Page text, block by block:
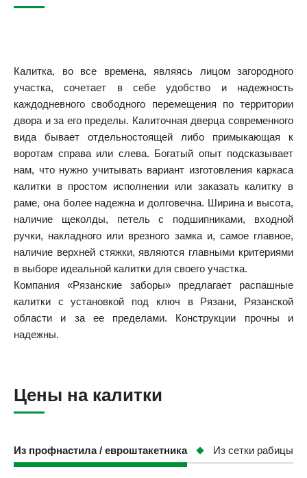
Калитка, во все времена, являясь лицом загородного
участка, сочетает в себе удобство и надежность
каждодневного свободного перемещения по территории
двора и за его пределы. Калиточная дверца современного
вида бывает отдельностоящей либо примыкающая к
воротам справа или слева. Богатый опыт подсказывает
нам, что нужно учитывать вариант изготовления каркаса
калитки в простом исполнении или заказать калитку в
раме, она более надежна и долговечна. Ширина и высота,
наличие щеколды, петель с подшипниками, входной
ручки, накладного или врезного замка и, самое главное,
наличие верхней стяжки, являются главными критериями
в выборе идеальной калитки для своего участка.
Компания «Рязанские заборы» предлагает распашные
калитки с установкой под ключ в Рязани, Рязанской
области и за ее пределами. Конструкции прочны и
надежны.
Цены на калитки
Из профнастила / евроштакетника Из сетки рабицы